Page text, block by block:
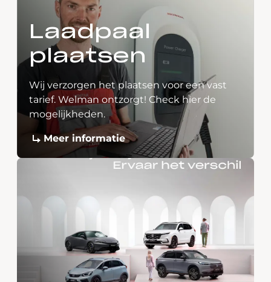
Laadpaal
plaatsen
Wij verzorgen het plaatsen voor een vast
tarief. Welman ontzorgt! Check hier de
mogelijkheden.
Meer informatie